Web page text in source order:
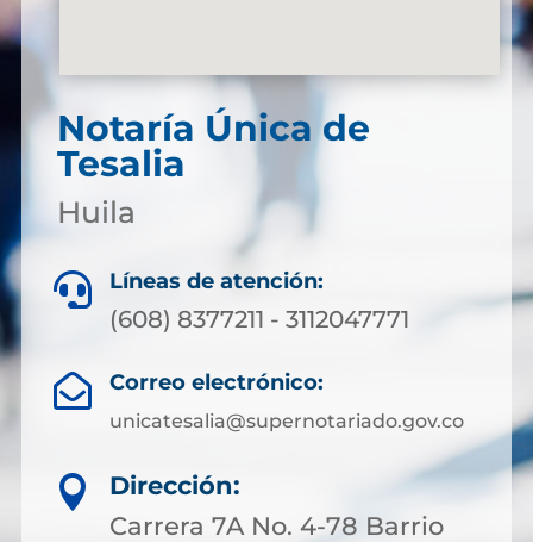
Notaría Única de
Tesalia
Huila
 Líneas de atención:
(608) 8377211 - 3112047771
 Correo electrónico:
unicatesalia@supernotariado.gov.co

Dirección:
Carrera 7A No. 4-78 Barrio